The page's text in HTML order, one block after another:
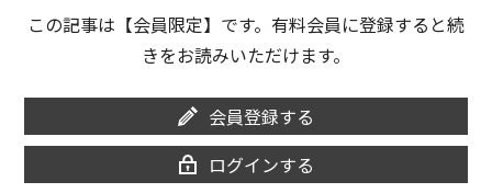
この記事は【会員限定】です。有料会員に登録すると続
きをお読みいただけます。
会員登録する
ログインする